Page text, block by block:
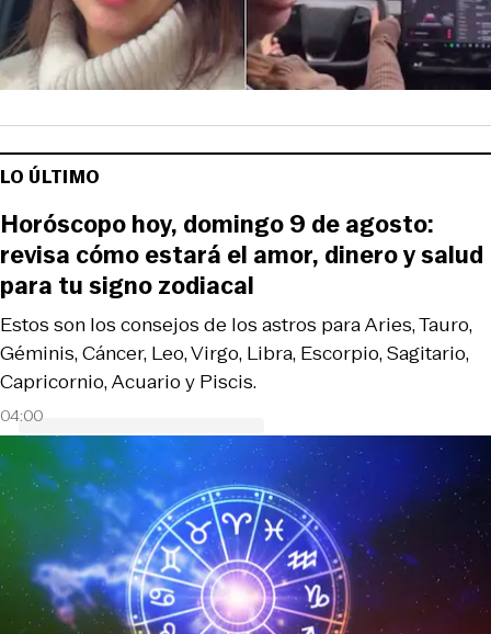
LO ÚLTIMO
04:00
Estos son los consejos de los astros para Aries, Tauro,
Géminis, Cáncer, Leo, Virgo, Libra, Escorpio, Sagitario,
Capricornio, Acuario y Piscis.
Horóscopo hoy, domingo 9 de agosto:
revisa cómo estará el amor, dinero y salud
para tu signo zodiacal